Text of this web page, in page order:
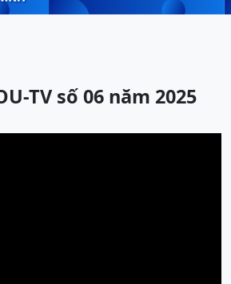
TV số 06 năm 2025